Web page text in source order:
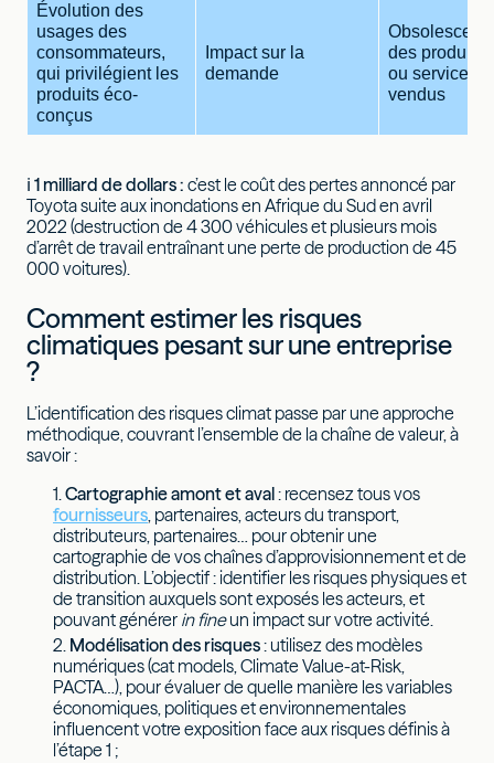
Évolution des
usages des
consommateurs,
qui privilégient les
produits éco-
conçus
Impact sur la
demande
des produits
ou services
vendus
ℹ️ 1 milliard de dollars : c’est le coût des pertes annoncé par
Toyota suite aux inondations en Afrique du Sud en avril
2022 (destruction de 4 300 véhicules et plusieurs mois
d’arrêt de travail entraînant une perte de production de 45
000 voitures).
Comment estimer les risques
climatiques pesant sur une entreprise
?
L’identification des risques climat passe par une approche
méthodique, couvrant l’ensemble de la chaîne de valeur, à
savoir :
Cartographie amont et aval: recensez tous vos
fournisseurs, partenaires, acteurs du transport,
distributeurs, partenaires… pour obtenir une
cartographie de vos chaînes d’approvisionnement et de
distribution. L’objectif : identifier les risques physiques et
de transition auxquels sont exposés les acteurs, et
pouvant générer in fineun impact sur votre activité.
Modélisation des risques: utilisez des modèles
numériques (cat models, Climate Value-at-Risk,
PACTA…), pour évaluer de quelle manière les variables
économiques, politiques et environnementales
influencent votre exposition face aux risques définis à
l’étape 1 ;